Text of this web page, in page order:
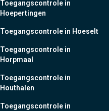
Toegangscontrole in
Hoepertingen
Toegangscontrole in Hoeselt
Toegangscontrole in
Horpmaal
Toegangscontrole in
Houthalen
Toegangscontrole in